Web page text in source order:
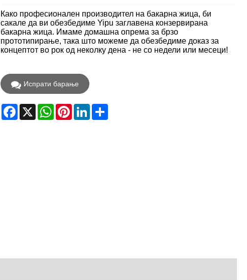
한국어
Svenska
Како професионален производител на бакарна жица, би
сакале да ви обезбедиме Yipu заглавена конзервирана
бакарна жица. Имаме домашна опрема за брзо
прототипирање, така што можеме да обезбедиме доказ за
концептот во рок од неколку дена - не со недели или месеци!
Испрати барање
Facebook
X WhatsApp
PinterestLinkedInShare